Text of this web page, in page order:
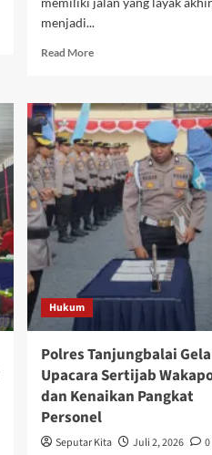
menjadi...
Read MoreRead
Tanpa
Dana
Pemerintah,
Pengusaha
Asal
Temboro
Biayai
Pengecoran
Warga
Bergotong
Royong
Layak
Hukum
Polres Tanjungbalai
Upacara Sertijab
dan Kenaikan Pangkat
Personel
Seputar Kita Juli 2, 2026
0